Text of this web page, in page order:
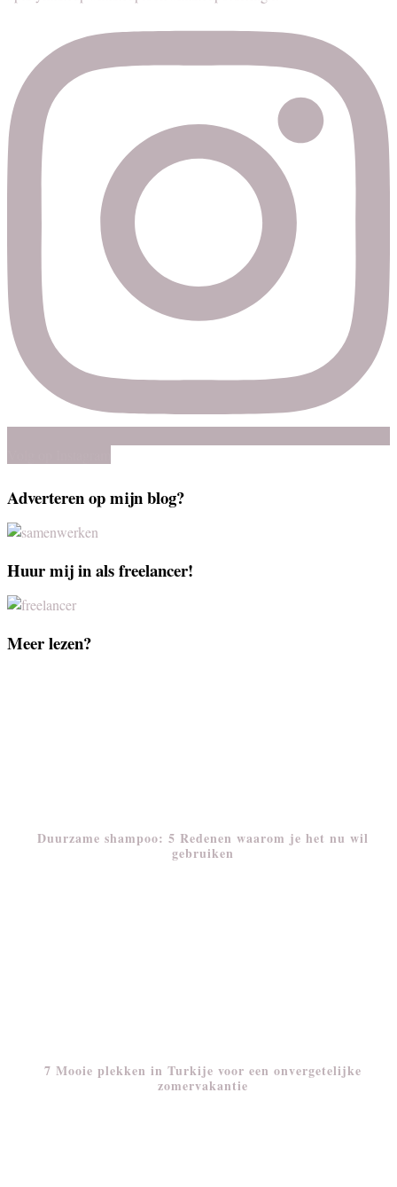
Adverteren op mijn blog?
Huur mij in als freelancer!
Meer lezen?
Duurzame shampoo: 5 Redenen waarom je het nu wil
gebruiken
7 Mooie plekken in Turkije voor een onvergetelijke
zomervakantie